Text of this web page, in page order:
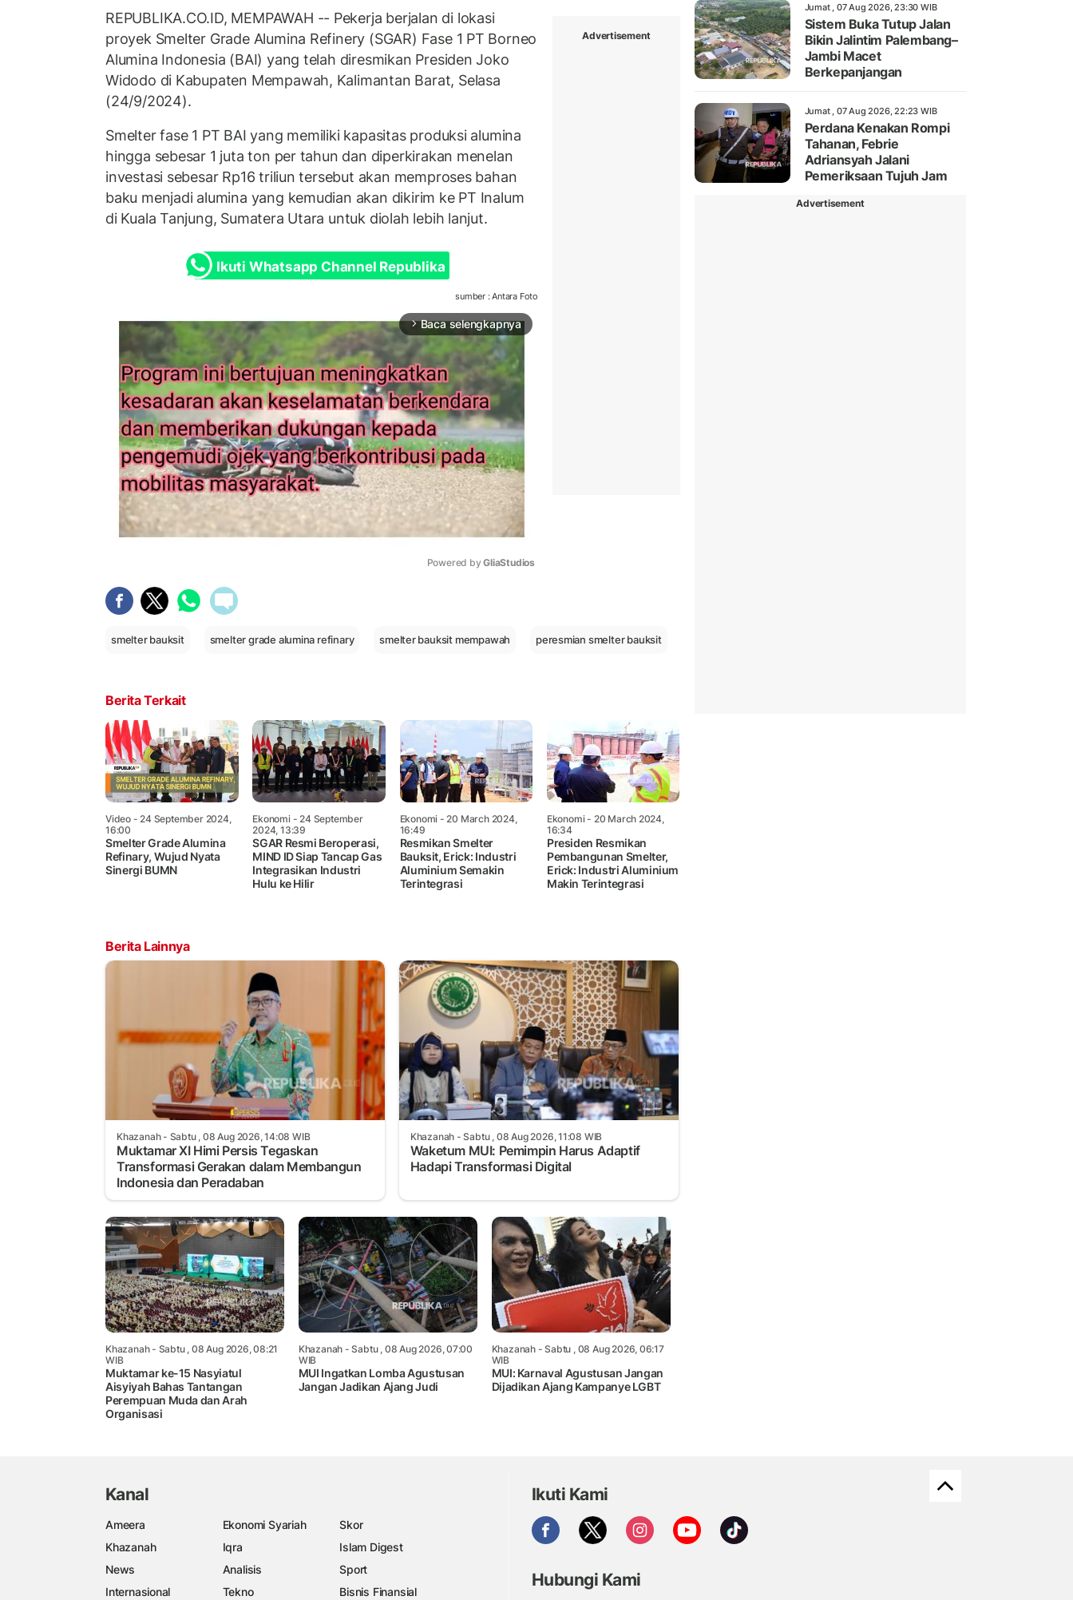
REPUBLIKA.CO.ID, MEMPAWAH -- Pekerja berjalan di lokasi
proyek Smelter Grade Alumina Refinery (SGAR) Fase 1 PT Borneo
Alumina Indonesia (BAI) yang telah diresmikan Presiden Joko
Widodo di Kabupaten Mempawah, Kalimantan Barat, Selasa
(24/9/2024).
Smelter fase 1 PT BAI yang memiliki kapasitas produksi alumina
hingga sebesar 1 juta ton per tahun dan diperkirakan menelan
investasi sebesar Rp16 triliun tersebut akan memproses bahan
baku menjadi alumina yang kemudian akan dikirim ke PT Inalum
di Kuala Tanjung, Sumatera Utara untuk diolah lebih lanjut.
Ikuti Whatsapp Channel Republika
sumber : Antara Foto
arrow_forward_ios Baca selengkapnya
Powered by GliaStudios
Advertisement
smelter bauksit smelter grade alumina refinary smelter bauksit mempawah peresmian smelter bauksit
Berita Terkait
Video- 24 September 2024,
16:00
Smelter Grade Alumina
Refinary, Wujud Nyata
Sinergi BUMN
Ekonomi- 24 September
2024, 13:39
SGAR Resmi Beroperasi,
MIND ID Siap Tancap Gas
Integrasikan Industri
Hulu ke Hilir
Ekonomi - 20 March 2024,
16:49
Resmikan Smelter
Bauksit, Erick: Industri
Aluminium Semakin
Terintegrasi
Ekonomi- 20 March 2024,
16:34
Presiden Resmikan
Pembangunan Smelter,
Erick: Industri Aluminium
Makin Terintegrasi
Berita Lainnya
Khazanah- Sabtu , 08 Aug 2026, 14:08 WIB
Muktamar XI Himi Persis Tegaskan
Transformasi Gerakan dalam Membangun
Indonesia dan Peradaban
Khazanah - Sabtu , 08 Aug 2026, 11:08 WIB
Waketum MUI: Pemimpin Harus Adaptif
Hadapi Transformasi Digital
Khazanah- Sabtu , 08 Aug 2026, 08:21
WIB
Muktamar ke-15 Nasyiatul
Aisyiyah Bahas Tantangan
Perempuan Muda dan Arah
Organisasi
Khazanah - Sabtu , 08 Aug 2026, 07:00
WIB
MUI Ingatkan Lomba Agustusan
Jangan Jadikan Ajang Judi
Khazanah- Sabtu , 08 Aug 2026, 06:17
WIB
MUI: Karnaval Agustusan Jangan
Dijadikan Ajang Kampanye LGBT
Jumat , 07 Aug 2026, 23:30 WIB
Sistem Buka Tutup Jalan
Bikin Jalintim Palembang–
Jambi Macet
Berkepanjangan
Jumat , 07 Aug 2026, 22:23 WIB
Perdana Kenakan Rompi
Tahanan, Febrie
Adriansyah Jalani
Pemeriksaan Tujuh Jam
Advertisement
Kanal
Ameera Ekonomi Syariah
Skor
Khazanah
Iqra
Islam Digest
News
Analisis
Sport
Internasional
Tekno Bisnis Finansial
Ikuti Kami
Hubungi Kami